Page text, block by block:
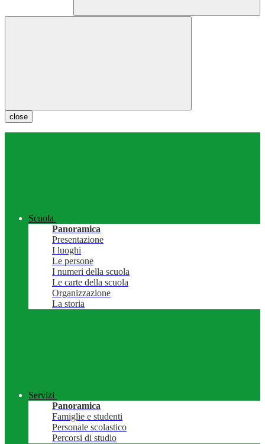
close
Scuola
Panoramica
Presentazione
I luoghi
Le persone
I numeri della scuola
Le carte della scuola
Organizzazione
La storia
Servizi
Panoramica
Famiglie e studenti
Personale scolastico
Percorsi di studio